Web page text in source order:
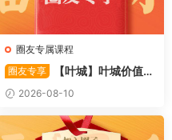
圈友专属课程
圈友专享
【叶城】叶城价值投
资训练营：D级研究员的交易
系统课 10视频
2026-08-10